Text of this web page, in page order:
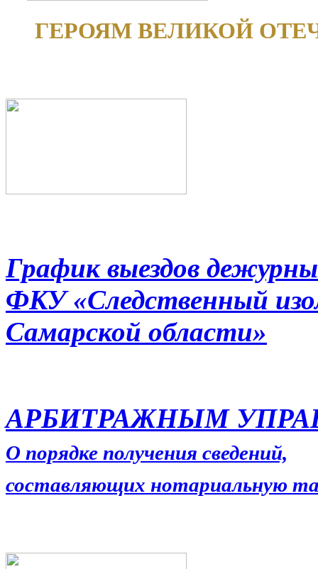
ГЕРОЯМ ВЕЛИКОЙ
График выездов
ФКУ «Следственный
Самарской области»
АРБИТРАЖНЫМ
О порядке получения сведений,
составляющих нотариальную